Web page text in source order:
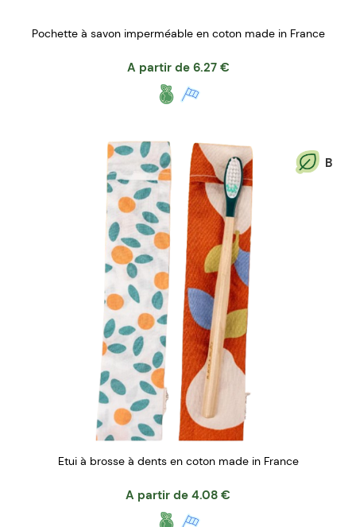
Pochette à savon imperméable en coton made in France
A partir de 6.27 €
B
Etui à brosse à dents en coton made in France
A partir de 4.08 €